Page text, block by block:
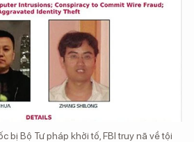
bị Bộ Tư pháp khởi tố, FBI truy nã về tội